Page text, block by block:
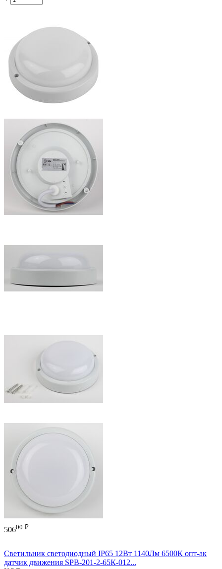
50600 ₽
Cветильник светодиодный IP65 12Вт 1140Лм 6500К опт-ак
датчик движения SPB-201-2-65К-012...